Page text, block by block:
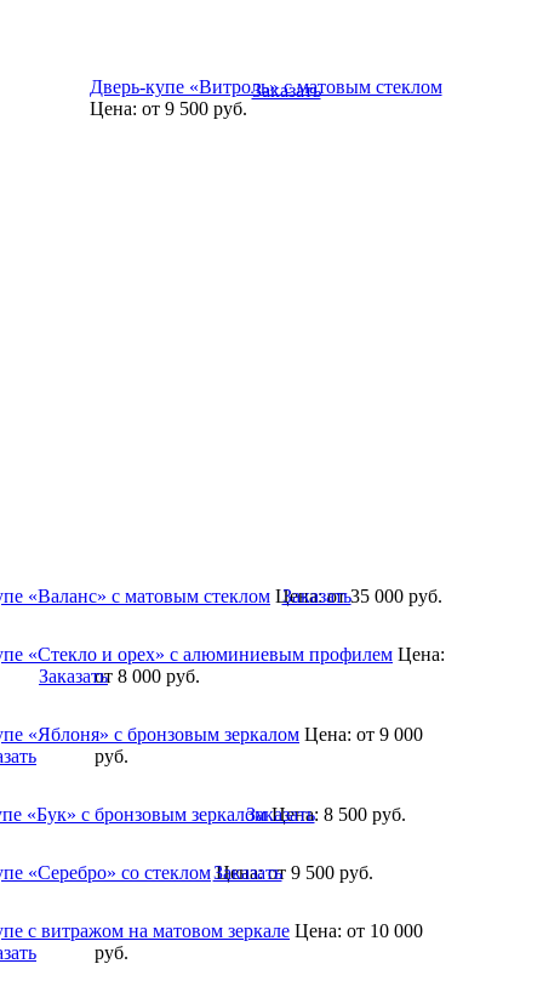
Дверь-купе «Витроль» с матовым стеклом
Цена: от 9 500руб.
Заказать
«Валанс» с матовым стеклом Цена:от 35 000 руб.
Заказать
«Стекло и орех» с алюминиевым профилем Цена:
от 8 000руб.
Заказать
«Яблоня» с бронзовым зеркалом Цена: от 9 000
руб.
«Бук» с бронзовым зеркалом Цена: 8 500 руб.
Заказать
«Серебро» со стеклом Цена:от 9 500 руб.
Заказать
с витражом на матовом зеркале Цена: от 10 000
руб.